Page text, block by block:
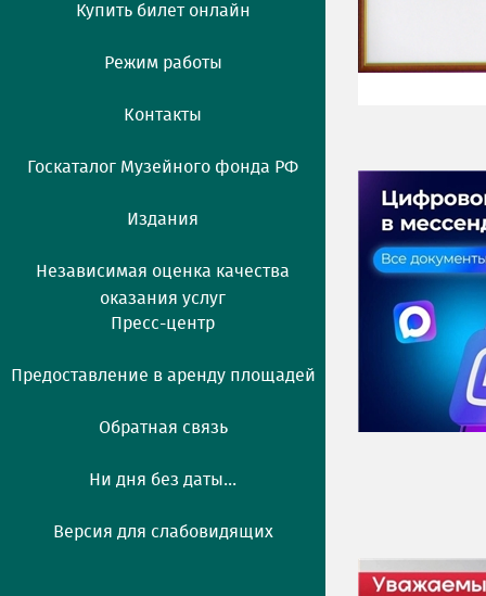
Купить билет онлайн
Режим работы
Контакты
Госкаталог Музейного фонда РФ
Издания
Независимая оценка качества
оказания услуг
Пресс-центр
Предоставление в аренду площадей
Обратная связь
Ни дня без даты...
Версия для слабовидящих